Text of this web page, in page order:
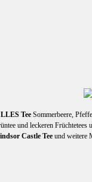
Tee Sommerbeere,
und leckeren
Castle Tee und weitere